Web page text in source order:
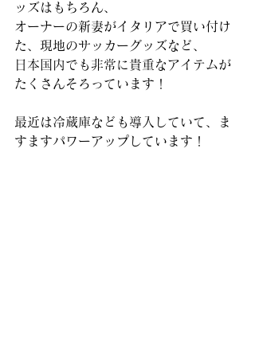
ッズはもちろん、
オーナーの新妻がイタリアで買い付け
た、現地のサッカーグッズなど、
日本国内でも非常に貴重なアイテムが
たくさんそろっています！
最近は冷蔵庫なども導入していて、ま
すますパワーアップしています！